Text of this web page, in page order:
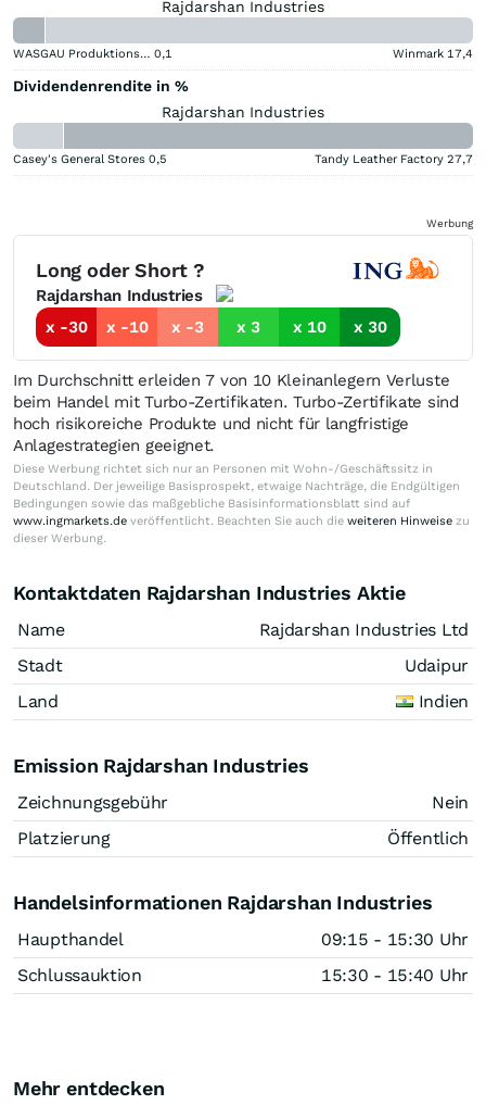
Rajdarshan Industries
WASGAU Produktions & Handels 0,1 Winmark 17,4
Dividendenrendite in %
Rajdarshan Industries
Casey's General Stores 0,5 Tandy Leather Factory 27,7
Werbung
Long oder Short ?
Rajdarshan Industries
x -30
x -10 x -3 x 3 x 10 x 30
Im Durchschnitt erleiden 7 von 10 Kleinanlegern Verluste
beim Handel mit Turbo-Zertifikaten. Turbo-Zertifikate sind
hoch risikoreiche Produkte und nicht für langfristige
Anlagestrategien geeignet.
Diese Werbung richtet sich nur an Personen mit Wohn-/Geschäftssitz in
Deutschland. Der jeweilige Basisprospekt, etwaige Nachträge, die Endgültigen
Bedingungen sowie das maßgebliche Basisinformationsblatt sind auf
www.ingmarkets.de veröffentlicht. Beachten Sie auch die weiteren Hinweise zu
dieser Werbung.
Kontaktdaten Rajdarshan Industries Aktie
Name
Rajdarshan Industries Ltd
Stadt
Udaipur
Land
Indien
Emission Rajdarshan Industries
Zeichnungsgebühr
Nein
Platzierung
Öffentlich
Handelsinformationen Rajdarshan Industries
Haupthandel
09:15 - 15:30 Uhr
Schlussauktion
15:30 - 15:40 Uhr
Mehr entdecken